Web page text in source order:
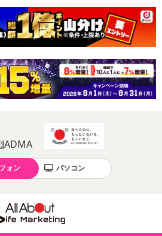
触り！！
り扱いラクラク。​
入れ内の除湿対策としても活躍しま
本
ステル37％ 複合繊維（ポリエステ
すると、センサーの色が変わってお知
乾燥させるだけで吸収力は戻り、繰り返
。
ォン パソコン